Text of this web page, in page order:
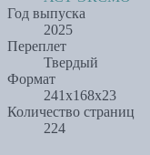
Год выпуска
2025
Переплет
Твердый
Формат
241х168х23
Количество страниц
224